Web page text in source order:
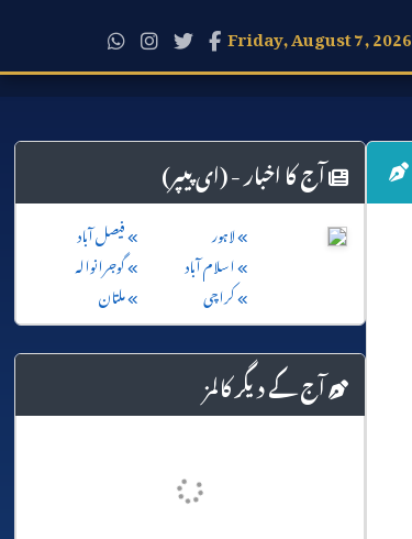
Friday, August 7, 2026
آج کا اخبار - (ای پیپر)
لاہور
فیصل آباد
اسلام آباد
گوجرانوالہ
کراچی
ملتان
آج کے دیگر کالمز